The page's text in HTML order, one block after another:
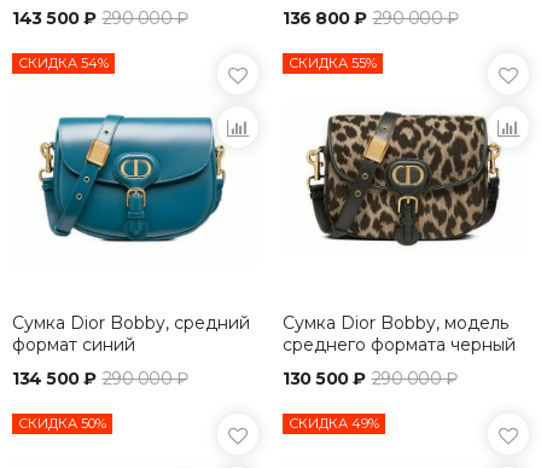
143 500 ₽ 290 000 ₽
136 800 ₽ 290 000 ₽
СКИДКА 54%
Сумка Dior Bobby, средний
формат синий
134 500 ₽ 290 000 ₽
СКИДКА 55%
Сумка Dior Bobby, модель
среднего формата черный
130 500 ₽ 290 000 ₽
СКИДКА 50% СКИДКА 49%